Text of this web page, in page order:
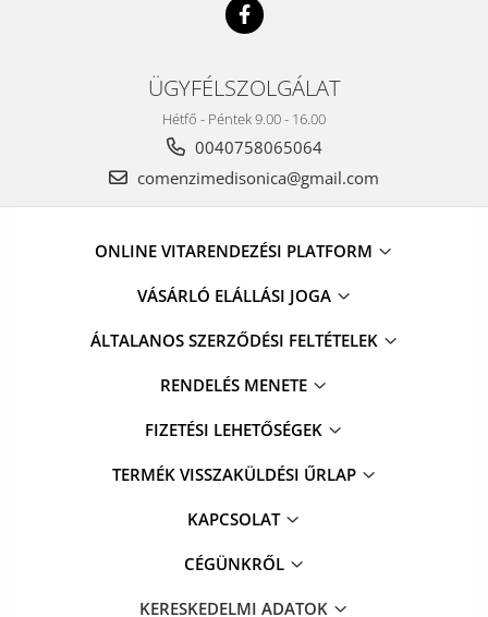
ÜGYFÉLSZOLGÁLAT
Hétfő - Péntek 9.00 - 16.00
0040758065064
comenzimedisonica@gmail.com
ONLINE VITARENDEZÉSI PLATFORM
VÁSÁRLÓ ELÁLLÁSI JOGA
ÁLTALANOS SZERZŐDÉSI FELTÉTELEK
RENDELÉS MENETE
FIZETÉSI LEHETŐSÉGEK
TERMÉK VISSZAKÜLDÉSI ŰRLAP
KAPCSOLAT
CÉGÜNKRŐL
KERESKEDELMI ADATOK